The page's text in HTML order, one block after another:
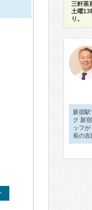
三軒茶
土曜13
り。
新宿
ク 新
ッフ
長の